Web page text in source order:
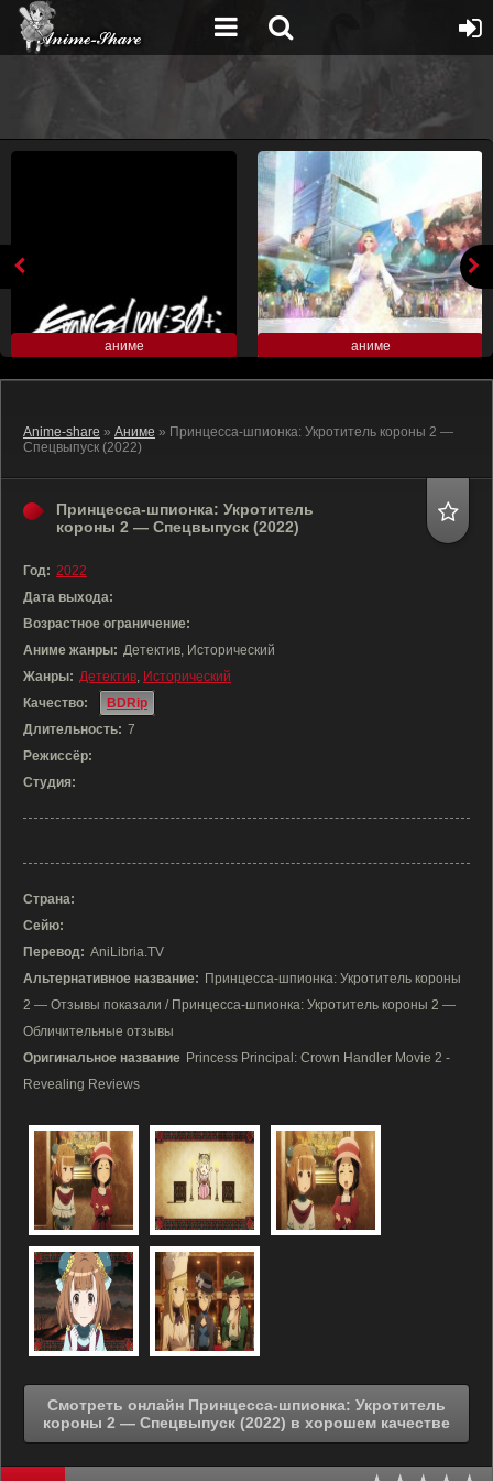
аниме аниме
Anime-share » Аниме » Принцесса-шпионка: Укротитель короны 2 —
Спецвыпуск (2022)
Принцесса-шпионка: Укротитель
короны 2 — Спецвыпуск (2022)
Год: 2022
Дата выхода:
Возрастное ограничение:
Аниме жанры: Детектив, Исторический
Жанры: Детектив, Исторический
Качество:
BDRip
Длительность: 7
Режиссёр:
Студия:
Страна:
Сейю:
Перевод: AniLibria.TV
Альтернативное название: Принцесса-шпионка: Укротитель короны
2 — Отзывы показали / Принцесса-шпионка: Укротитель короны 2 —
Обличительные отзывы
Оригинальное название Princess Principal: Crown Handler Movie 2 -
Revealing Reviews
Смотреть онлайн Принцесса-шпионка: Укротитель
короны 2 — Спецвыпуск (2022) в хорошем качестве